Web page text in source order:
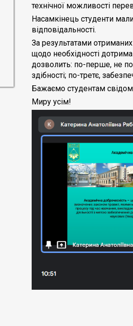
технічної можливості
Насамкінець студенти
відповідальності.
За результатами
щодо необхідності
дозволить: по-перше, не
здібності; по-третє,
Бажаємо студентам
Миру усім!